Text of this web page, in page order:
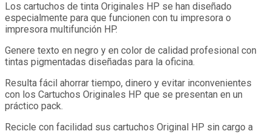
Los cartuchos de tinta Originales HP se han diseñado
especialmente para que funcionen con tu impresora o
impresora multifunción HP.
Genere texto en negro y en color de calidad profesional con
tintas pigmentadas diseñadas para la oficina.
Resulta fácil ahorrar tiempo, dinero y evitar inconvenientes
con los Cartuchos Originales HP que se presentan en un
práctico pack.
Recicle con facilidad sus cartuchos Original HP sin cargo a